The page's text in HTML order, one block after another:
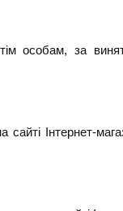
особам, за
Інтернет-